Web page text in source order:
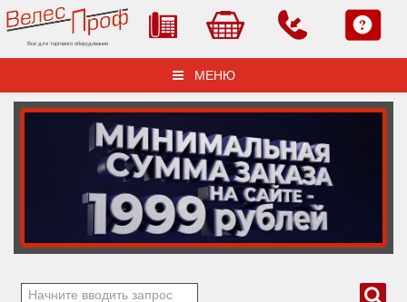
Все для торгового оборудования
МЕНЮ